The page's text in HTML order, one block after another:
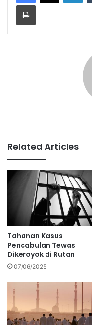
Print
Related Articles
Tahanan Kasus
Pencabulan Tewas
Dikeroyok di Rutan
07/06/2025